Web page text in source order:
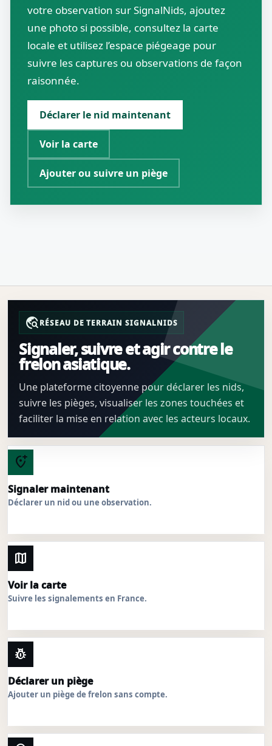
votre observation sur SignalNids, ajoutez
une photo si possible, consultez la carte
locale et utilisez l’espace piégeage pour
suivre les captures ou observations de façon
raisonnée.
Déclarer le nid maintenant
Voir la carte
Ajouter ou suivre un piège
travel_exploreRÉSEAU DE TERRAIN SIGNALNIDS
Signaler, suivre et agir contre le
frelon asiatique.
Une plateforme citoyenne pour déclarer les nids,
suivre les pièges, visualiser les zones touchées et
faciliter la mise en relation avec les acteurs locaux.
add_location_alt
Signaler maintenant
Déclarer un nid ou une observation.
map
Voir la carte
Suivre les signalements en France.
pest_control
Déclarer un piège
Ajouter un piège de frelon sans compte.